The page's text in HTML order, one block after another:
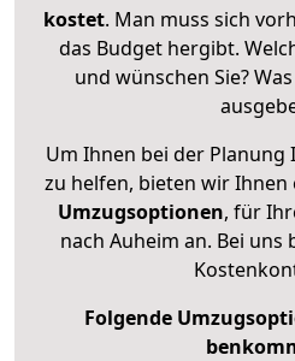
kostet. Man muss sich
das Budget hergibt.
und wünschen Sie?
Um Ihnen bei der
zu helfen, bieten wir Ihnen
Umzugsoptionen, für
nach Auheim an. Bei uns
Folgende